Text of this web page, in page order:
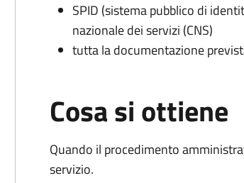
SPID (sistema pubblico di
nazionale dei servizi (CNS)
tutta la documentazione
Cosa si ottiene
Quando il procedimento
servizio.